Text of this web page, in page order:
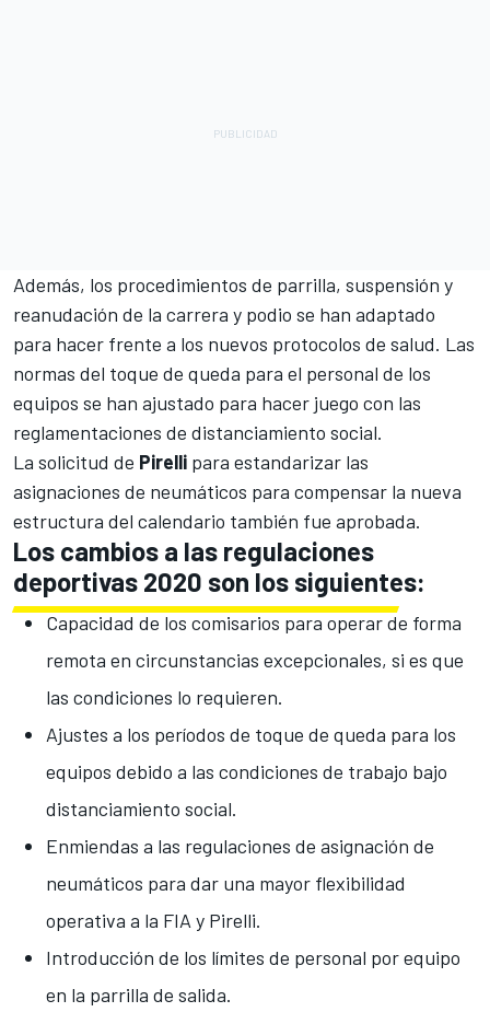
Además, los procedimientos de parrilla, suspensión y
reanudación de la carrera y podio se han adaptado
para hacer frente a los nuevos protocolos de salud. Las
normas del toque de queda para el personal de los
equipos se han ajustado para hacer juego con las
reglamentaciones de distanciamiento social.
La solicitud de Pirelli para estandarizar las
asignaciones de neumáticos para compensar la nueva
estructura del calendario también fue aprobada.
Los cambios a las regulaciones
deportivas 2020 son los siguientes:
Capacidad de los comisarios para operar de forma
remota en circunstancias excepcionales, si es que
las condiciones lo requieren.
Ajustes a los períodos de toque de queda para los
equipos debido a las condiciones de trabajo bajo
distanciamiento social.
Enmiendas a las regulaciones de asignación de
neumáticos para dar una mayor flexibilidad
operativa a la FIA y Pirelli.
Introducción de los límites de personal por equipo
en la parrilla de salida.